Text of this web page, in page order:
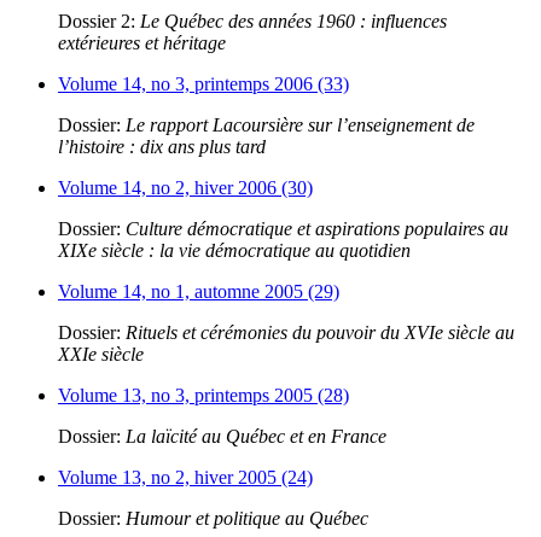
Dossier 2: Le Québec des années 1960 : influences
extérieures et héritage
Volume 14, no 3, printemps 2006 (33)
Dossier: Le rapport Lacoursière sur l’enseignement de
l’histoire : dix ans plus tard
Volume 14, no 2, hiver 2006 (30)
Dossier: Culture démocratique et aspirations populaires au
XIXe siècle : la vie démocratique au quotidien
Volume 14, no 1, automne 2005 (29)
Dossier: Rituels et cérémonies du pouvoir du XVIe siècle au
XXIe siècle
Volume 13, no 3, printemps 2005 (28)
Dossier: La laïcité au Québec et en France
Volume 13, no 2, hiver 2005 (24)
Dossier: Humour et politique au Québec